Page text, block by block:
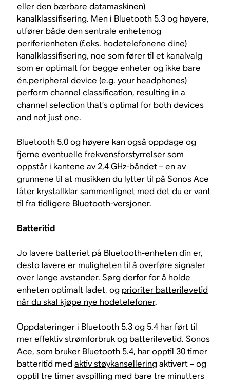
eller den bærbare datamaskinen)
kanalklassifisering. Men i Bluetooth 5.3 og høyere,
utfører både den sentrale enhetenog
periferienheten(f.eks. hodetelefonene dine)
kanalklassifisering, noe som fører til et kanalvalg
som er optimalt for begge enheter og ikke bare
én.peripheral device (e.g. your headphones)
perform channel classification, resulting in a
channel selection that’s optimal for both devices
and not just one.
Bluetooth 5.0 og høyere kan også oppdage og
fjerne eventuelle frekvensforstyrrelser som
oppstår i kantene av 2,4 GHz-båndet – en av
grunnene til at musikken du lytter til på Sonos Ace
låter krystallklar sammenlignet med det du er vant
til fra tidligere Bluetooth-versjoner.
Batteritid
Jo lavere batteriet på Bluetooth-enheten din er,
desto lavere er muligheten til å overføre signaler
over lange avstander. Sørg derfor for å holde
enheten optimalt ladet, og prioriter batterilevetid
når du skal kjøpe nye hodetelefoner.
Oppdateringer i Bluetooth 5.3 og 5.4 har ført til
mer effektiv strømforbruk og batterilevetid. Sonos
Ace, som bruker Bluetooth 5.4, har opptil 30 timer
batteritid medaktiv støykanselleringaktivert – og
opptil tre timer avspilling med bare tre minutters